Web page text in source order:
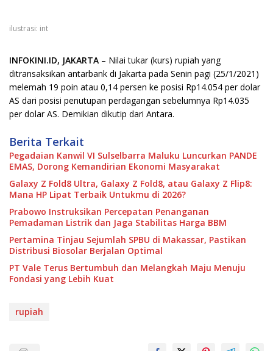
ilustrasi: int
INFOKINI.ID, JAKARTA – Nilai tukar (kurs) rupiah yang
ditransaksikan antarbank di Jakarta pada Senin pagi (25/1/2021)
melemah 19 poin atau 0,14 persen ke posisi Rp14.054 per dolar
AS dari posisi penutupan perdagangan sebelumnya Rp14.035
per dolar AS. Demikian dikutip dari Antara.
Berita Terkait
Pegadaian Kanwil VI Sulselbarra Maluku Luncurkan PANDE
EMAS, Dorong Kemandirian Ekonomi Masyarakat
Galaxy Z Fold8 Ultra, Galaxy Z Fold8, atau Galaxy Z Flip8:
Mana HP Lipat Terbaik Untukmu di 2026?
Prabowo Instruksikan Percepatan Penanganan
Pemadaman Listrik dan Jaga Stabilitas Harga BBM
Pertamina Tinjau Sejumlah SPBU di Makassar, Pastikan
Distribusi Biosolar Berjalan Optimal
PT Vale Terus Bertumbuh dan Melangkah Maju Menuju
Fondasi yang Lebih Kuat
rupiah